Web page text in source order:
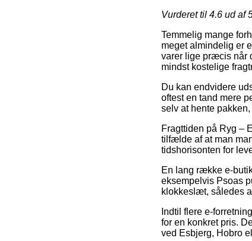
Vurderet til 4.6 ud af
Temmelig mange
meget almindelig er
varer lige præcis når
mindst kostelige
Du kan endvidere
oftest en tand mere
selv at hente
Fragttiden på Ryg –
tilfælde af at man
tidshorisonten for
En lang række e-
eksempelvis Psoas
klokkeslæt, således
Indtil flere e-
for en konkret pris.
ved Esbjerg, Hobro